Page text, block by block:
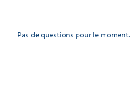
Pas de questions pour le moment.